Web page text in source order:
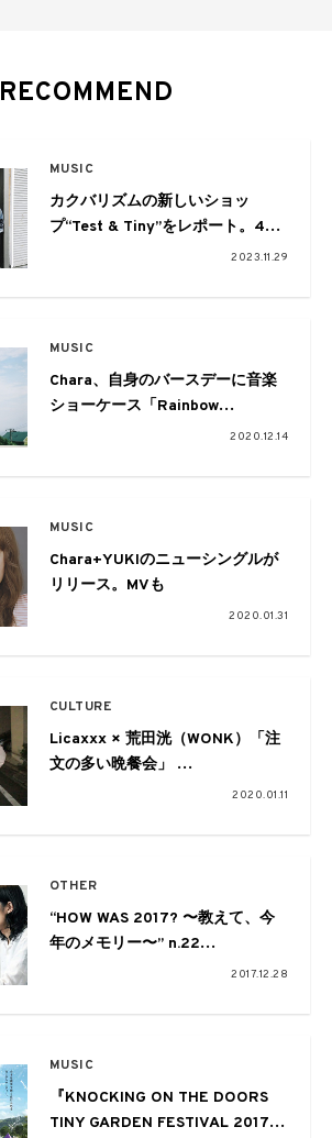
RECOMMEND
MUSIC
カクバリズムの新しいショッ
プ“Test & Tiny”をレポート。4ア
ーティストによる名曲プレイリス
2023.11.29
MUSIC
Chara、自身のバースデーに音楽
ショーケース「Rainbow
Staircase Vol.3 〜Chara Birthday
2020.12.14
MUSIC
Chara+YUKIのニューシングルが
リリース。MVも
2020.01.31
CULTURE
Licaxxx × 荒田洸（WONK）「注
文の多い晩餐会」
2020.01.11
OTHER
“HOW WAS 2017? 〜教えて、今
年のメモリー〜” n.22
2017.12.28
MUSIC
『KNOCKING ON THE DOORS
TINY GARDEN FESTIVAL 2017』